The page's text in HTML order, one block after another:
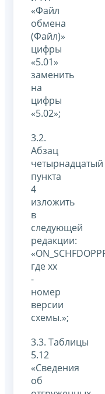
«Файл
обмена
(Файл)»
цифры
«5.01»
заменить
на
цифры
«5.02»;
3.2.
Абзац
четырнадцатый
пункта
4
изложить
в
следующей
редакции:
где xx
-
номер
версии
схемы.»;
3.3. Таблицы
5.12
«Сведения
об